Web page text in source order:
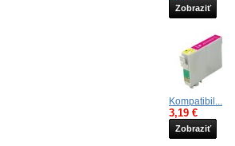
Zobraziť
Kompatibil...
3,19 €
Zobraziť